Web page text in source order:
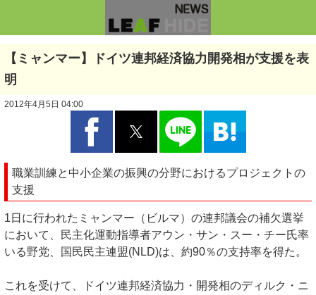
【ミャンマー】ドイツ連邦経済協力開発相が支援を表
明
2012年4月5日 04:00
職業訓練と中小企業の振興の分野におけるプロジェクトの
支援
1日に行われたミャンマー（ビルマ）の連邦議会の補欠選挙
において、民主化運動指導者アウン・サン・スー・チー氏率
いる野党、国民民主連盟(NLD)は、約90％の支持率を得た。
これを受けて、ドイツ連邦経済協力・開発相のディルク・ニ